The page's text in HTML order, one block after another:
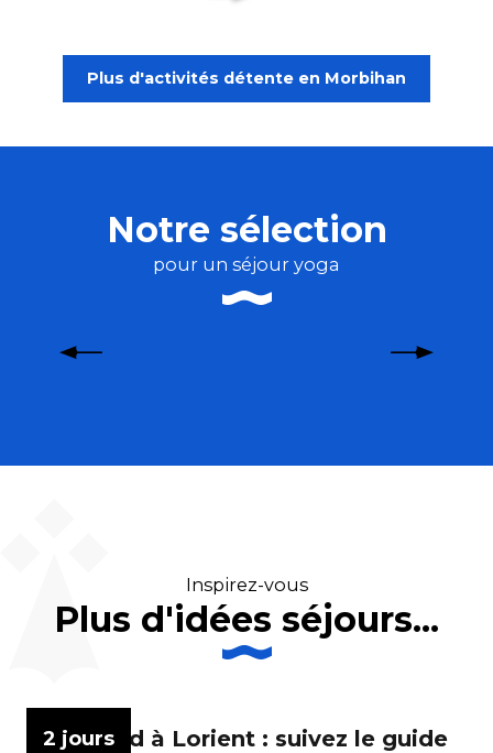
Plus d'activités détente en Morbihan
Notre sélection
pour un séjour yoga
Domaine de Kérizel
Inspirez-vous
Plus d'idées séjours...
2 jours
Week end à Lorient : suivez le guide